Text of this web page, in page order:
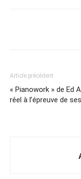
Article précédent
« Pianowork » de Ed
réel à l’épreuve de